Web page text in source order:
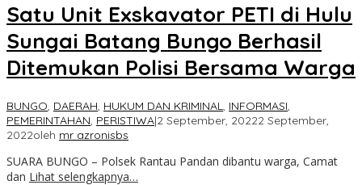
Satu Unit Exskavator PETI di Hulu
Sungai Batang Bungo Berhasil
Ditemukan Polisi Bersama Warga
BUNGO, DAERAH, HUKUM DAN KRIMINAL, INFORMASI,
PEMERINTAHAN, PERISTIWA|2 September, 20222 September,
2022oleh mr azronisbs
SUARA BUNGO – Polsek Rantau Pandan dibantu warga, Camat
dan Lihat selengkapnya…